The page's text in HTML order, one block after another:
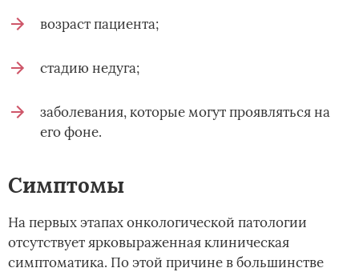
возраст пациента;
стадию недуга;
заболевания, которые могут проявляться на
его фоне.
Симптомы
На первых этапах онкологической патологии
отсутствует ярковыраженная клиническая
симптоматика. По этой причине в большинстве